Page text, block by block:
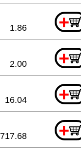
+
1.86
+
2.00
+
16.04
+
717.68